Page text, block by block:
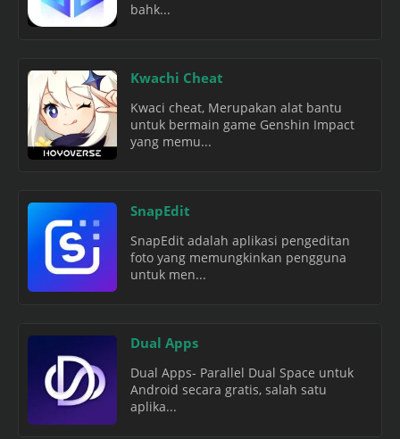
bahk...
Kwachi Cheat
Kwaci cheat, Merupakan alat bantu
untuk bermain game Genshin Impact
yang memu...
SnapEdit
SnapEdit adalah aplikasi pengeditan
foto yang memungkinkan pengguna
untuk men...
Dual Apps
Dual Apps- Parallel Dual Space untuk
Android secara gratis, salah satu
aplika...